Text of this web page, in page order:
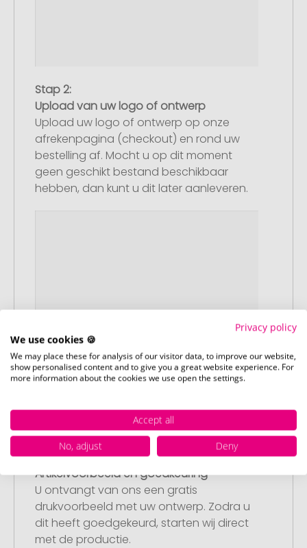
Stap 2:
Upload van uw logo of ontwerp
Upload uw logo of ontwerp op onze
afrekenpagina (checkout) en rond uw
bestelling af. Mocht u op dit moment
geen geschikt bestand beschikbaar
hebben, dan kunt u dit later aanleveren.
Stap 3:
Artikelvoorbeeld en goedkeuring
U ontvangt van ons een gratis
drukvoorbeeld met uw ontwerp. Zodra u
dit heeft goedgekeurd, starten wij direct
met de productie.
Privacy policy
We use cookies 🍪
We may place these for analysis of our visitor data, to improve our website,
show personalised content and to give you a great website experience. For
more information about the cookies we use open the settings.
Accept all
No, adjust
Deny